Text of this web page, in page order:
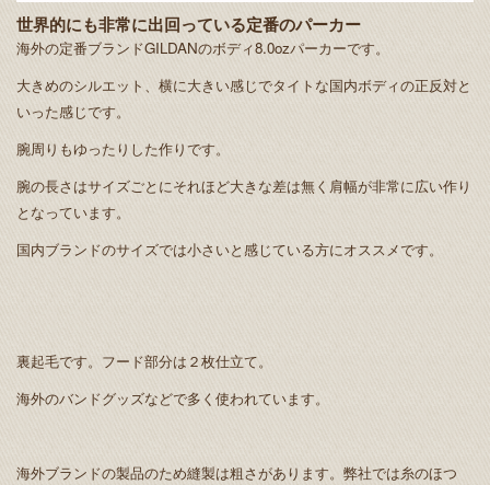
世界的にも非常に出回っている定番のパーカー
海外の定番ブランドGILDANのボディ8.0ozパーカーです。
大きめのシルエット、横に大きい感じでタイトな国内ボディの正反対と
いった感じです。
腕周りもゆったりした作りです。
腕の長さはサイズごとにそれほど大きな差は無く肩幅が非常に広い作り
となっています。
国内ブランドのサイズでは小さいと感じている方にオススメです。
裏起毛です。フード部分は２枚仕立て。
海外のバンドグッズなどで多く使われています。
海外ブランドの製品のため縫製は粗さがあります。弊社では糸のほつ